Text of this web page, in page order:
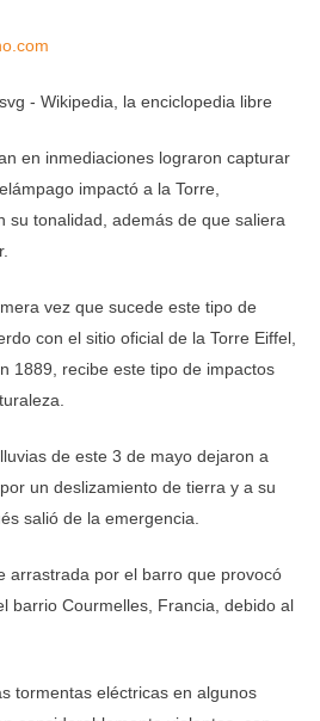
en inmediaciones lograron capturar
impactó a la Torre,
su tonalidad, además de que saliera
vez que sucede este tipo de
con el sitio oficial de la Torre Eiffel,
1889, recibe este tipo de impactos
de este 3 de mayo dejaron a
un deslizamiento de tierra y a su
salió de la emergencia.
arrastrada por el barro que provocó
barrio Courmelles, Francia, debido al
tormentas eléctricas en algunos